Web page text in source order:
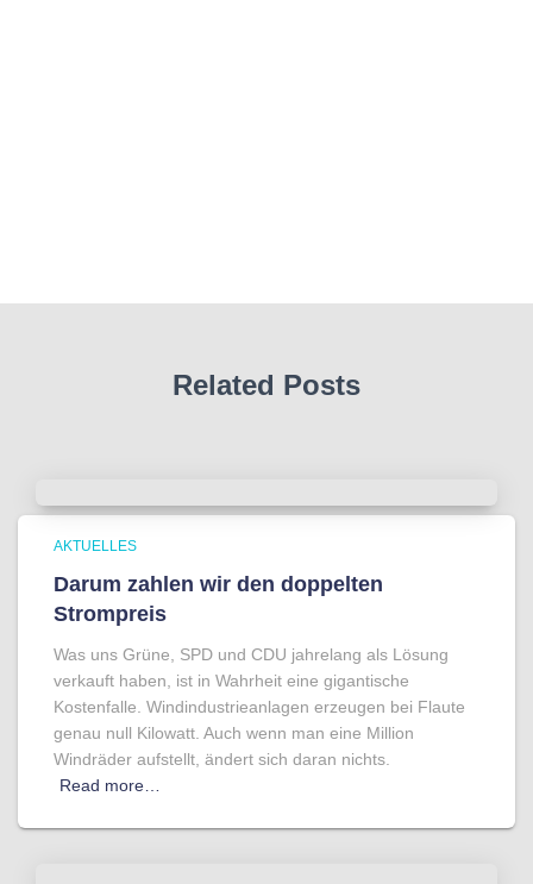
Related Posts
AKTUELLES
Darum zahlen wir den doppelten
Strompreis
Was uns Grüne, SPD und CDU jahrelang als Lösung
verkauft haben, ist in Wahrheit eine gigantische
Kostenfalle. Windindustrieanlagen erzeugen bei Flaute
genau null Kilowatt. Auch wenn man eine Million
Windräder aufstellt, ändert sich daran nichts.
Read more…